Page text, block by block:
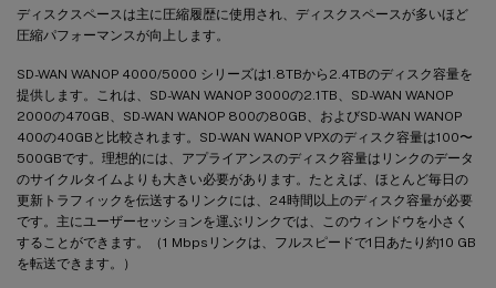
ディスクスペースは主に圧縮履歴に使用され、ディスクスペースが多いほど
圧縮パフォーマンスが向上します。
SD-WAN WANOP 4000/5000 シリーズは1.8TBから2.4TBのディスク容量を
提供します。これは、SD-WAN WANOP 3000の2.1TB、SD-WAN WANOP
2000の470GB、SD-WAN WANOP 800の80GB、およびSD-WAN WANOP
400の40GBと比較されます。SD-WAN WANOP VPXのディスク容量は100〜
500GBです。理想的には、アプライアンスのディスク容量はリンクのデータ
のサイクルタイムよりも大きい必要があります。たとえば、ほとんど毎日の
更新トラフィックを伝送するリンクには、24時間以上のディスク容量が必要
です。主にユーザーセッションを運ぶリンクでは、このウィンドウを小さく
することができます。（1 Mbpsリンクは、フルスピードで1日あたり約10 GB
を転送できます。）